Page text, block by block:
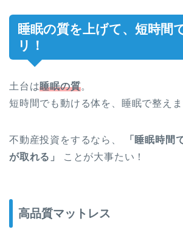
睡眠の質を上げて、短時間
リ！
土台は睡眠の質。
短時間でも動ける体を、睡眠で整えま
不動産投資をするなら、
「睡眠時間
が取れる」
ことが大事たい！
高品質マットレス